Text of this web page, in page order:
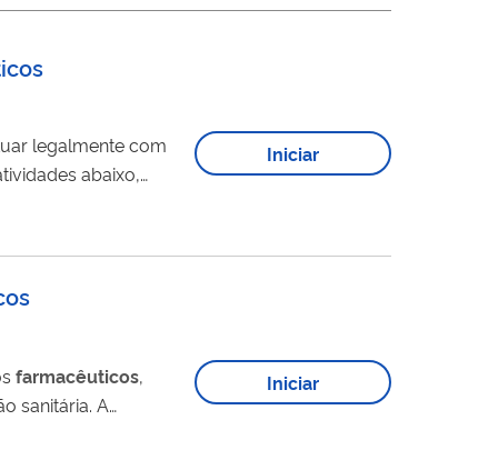
legalmente com
Iniciar
farmacêuticos,
A
Iniciar